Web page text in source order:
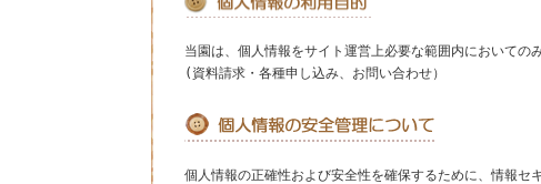
当園は、個人情報をサイト運営上必要な範囲内においての
(資料請求・各種申し込み、お問い合わせ）
個人情報の正確性および安全性を確保するために、情報セ